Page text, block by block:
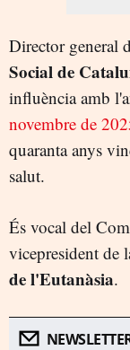
Director general
Social de
influència amb
novembre de
quaranta anys
salut.
És vocal del
vicepresident de
de l'Eutanàsia.